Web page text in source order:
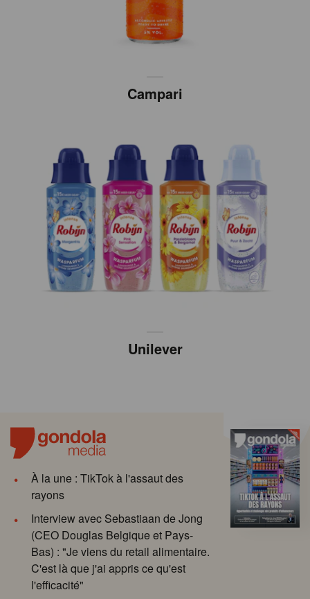
Campari
Unilever
À la une : TikTok à l'assaut des
rayons
Interview avec Sebastiaan de Jong
(CEO Douglas Belgique et Pays-
Bas) : "Je viens du retail alimentaire.
C'est là que j'ai appris ce qu'est
l'efficacité"